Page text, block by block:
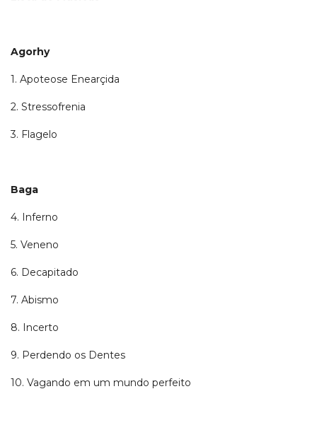
Agorhy
1. Apoteose Enearçida
2. Stressofrenia
3. Flagelo
Baga
4. Inferno
5. Veneno
6. Decapitado
7. Abismo
8. Incerto
9. Perdendo os Dentes
10. Vagando em um mundo perfeito